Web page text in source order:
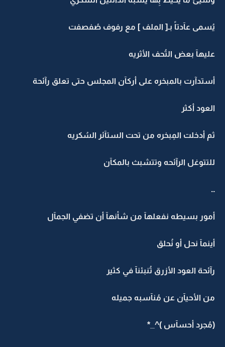
يُسمى عآدتاً بـ[ الملف ] مع رفوف صُفصفت
عليهآ بعض التُحف الأثريه
أستدآرت بالمبخره على أركآن المجلس حتى تعلق رآئحة
العود أكثر
ثم أدخلت المِبخره من تحت الستآئر السُكريه
للتتوغل الرآئحه وتتشبث بالمكآن
..
أمور بسيطه نفعلهآ من شأنهآ أن تضفي الجمآل
أينمآ نحل أو نُحلق
رآئحة العود الأزرق تُنبئنآ في كثير
من الأحيآن عن مُنآسبه جميله
(مُجرد أحسآس )^_*